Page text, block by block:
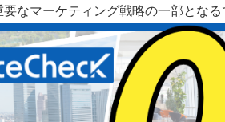
なマーケティング戦略の一部となる